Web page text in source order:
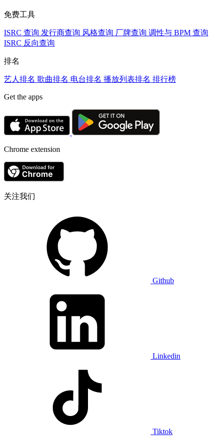
免费工具
ISRC 查询 发行商查询 风格查询 厂牌查询 调性与 BPM 查询
ISRC 反向查询
排名
艺人排名 歌曲排名 电台排名 播放列表排名 排行榜
Get the apps
Chrome extension
关注我们
Github
Linkedin
Tiktok